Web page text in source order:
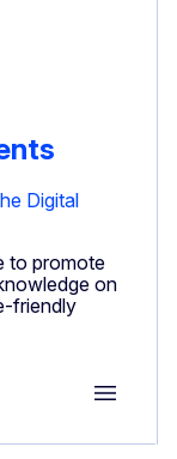
Digital
to promote
on
friendly
Group